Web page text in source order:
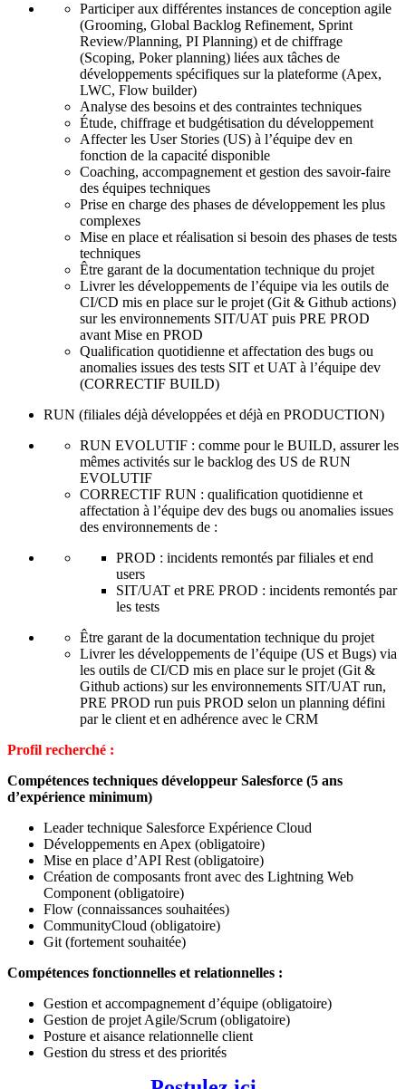
Participer aux différentes instances de conception agile
(Grooming, Global Backlog Refinement, Sprint
Review/Planning, PI Planning) et de chiffrage
(Scoping, Poker planning) liées aux tâches de
développements spécifiques sur la plateforme (Apex,
LWC, Flow builder)
Analyse des besoins et des contraintes techniques
Étude, chiffrage et budgétisation du développement
Affecter les User Stories (US) à l’équipe dev en
fonction de la capacité disponible
Coaching, accompagnement et gestion des savoir-faire
des équipes techniques
Prise en charge des phases de développement les plus
complexes
Mise en place et réalisation si besoin des phases de tests
techniques
Être garant de la documentation technique du projet
Livrer les développements de l’équipe via les outils de
CI/CD mis en place sur le projet (Git & Github actions)
sur les environnements SIT/UAT puis PRE PROD
avant Mise en PROD
Qualification quotidienne et affectation des bugs ou
anomalies issues des tests SIT et UAT à l’équipe dev
(CORRECTIF BUILD)
RUN (filiales déjà développées et déjà en PRODUCTION)
RUN EVOLUTIF : comme pour le BUILD, assurer les
mêmes activités sur le backlog des US de RUN
EVOLUTIF
CORRECTIF RUN : qualification quotidienne et
affectation à l’équipe dev des bugs ou anomalies issues
des environnements de :
PROD : incidents remontés par filiales et end
users
SIT/UAT et PRE PROD : incidents remontés par
les tests
Être garant de la documentation technique du projet
Livrer les développements de l’équipe (US et Bugs) via
les outils de CI/CD mis en place sur le projet (Git &
Github actions) sur les environnements SIT/UAT run,
PRE PROD run puis PROD selon un planning défini
par le client et en adhérence avec le CRM
Profil recherché :
Compétences techniques développeur Salesforce (5 ans
d’expérience minimum)
Leader technique Salesforce Expérience Cloud
Développements en Apex (obligatoire)
Mise en place d’API Rest (obligatoire)
Création de composants front avec des Lightning Web
Component (obligatoire)
Flow (connaissances souhaitées)
CommunityCloud (obligatoire)
Git (fortement souhaitée)
Compétences fonctionnelles et relationnelles :
Gestion et accompagnement d’équipe (obligatoire)
Gestion de projet Agile/Scrum (obligatoire)
Posture et aisance relationnelle client
Gestion du stress et des priorités